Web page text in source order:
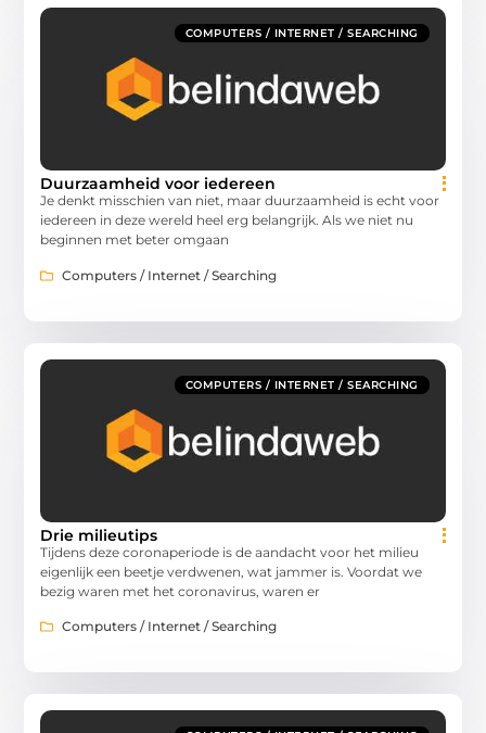
COMPUTERS / INTERNET / SEARCHING
Duurzaamheid voor iedereen
Je denkt misschien van niet, maar duurzaamheid is echt voor
iedereen in deze wereld heel erg belangrijk. Als we niet nu
beginnen met beter omgaan
Computers / Internet / Searching
COMPUTERS / INTERNET / SEARCHING
Drie milieutips
Tijdens deze coronaperiode is de aandacht voor het milieu
eigenlijk een beetje verdwenen, wat jammer is. Voordat we
bezig waren met het coronavirus, waren er
Computers / Internet / Searching